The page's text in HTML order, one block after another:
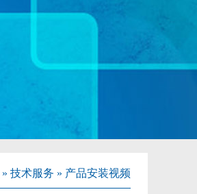
» 技术服务 » 产品安装视频